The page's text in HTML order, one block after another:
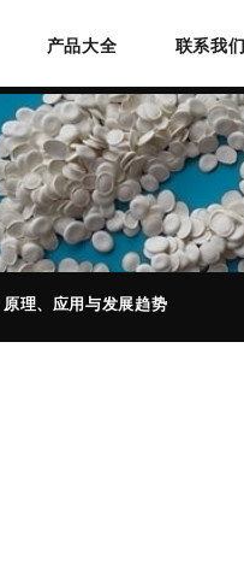
产品大全 联系我们
理、应用与发展趋势